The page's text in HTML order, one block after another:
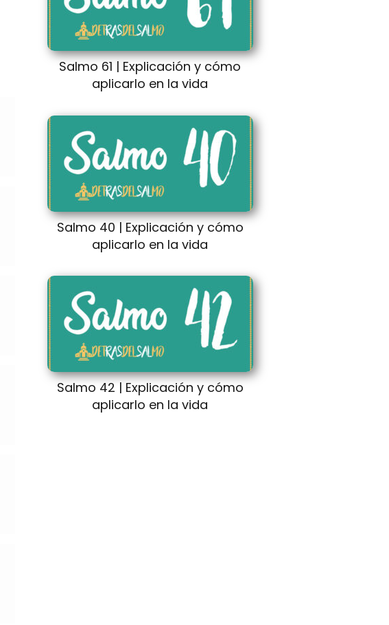
Salmo 61 | Explicación y cómo
aplicarlo en la vida
Salmo 40 | Explicación y cómo
aplicarlo en la vida
Salmo 42 | Explicación y cómo
aplicarlo en la vida